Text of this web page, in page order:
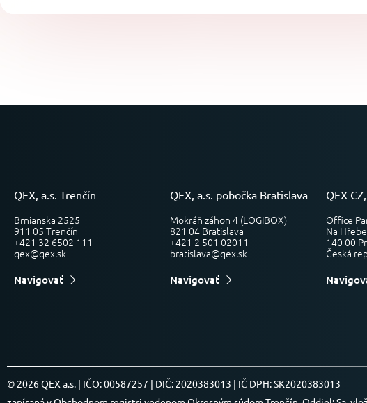
QEX, a.s. Trenčín
Brnianska 2525
911 05 Trenčín
+421 32 6502 111
qex@qex.sk
Navigovať
QEX, a.s. pobočka Bratislava
Mokráň záhon 4 (LOGIBOX)
821 04 Bratislava
+421 2 501 02011
bratislava@qex.sk
Navigovať
QEX CZ,
Office
Na
140 00
Česká
© 2026 QEX a.s. | IČO: 00587257 | DIČ: 2020383013 | IČ DPH: SK2020383013